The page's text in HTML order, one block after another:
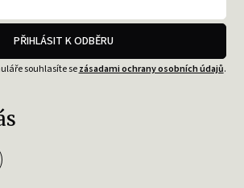
PŘIHLÁSIT K ODBĚRU
souhlasíte sezásadami ochrany osobních údajů.